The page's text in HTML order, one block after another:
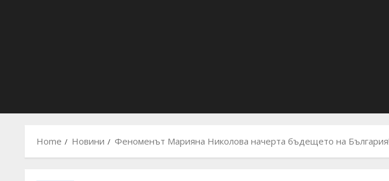
Home Новини Феноменът Марияна Николова начерта бъдещето на